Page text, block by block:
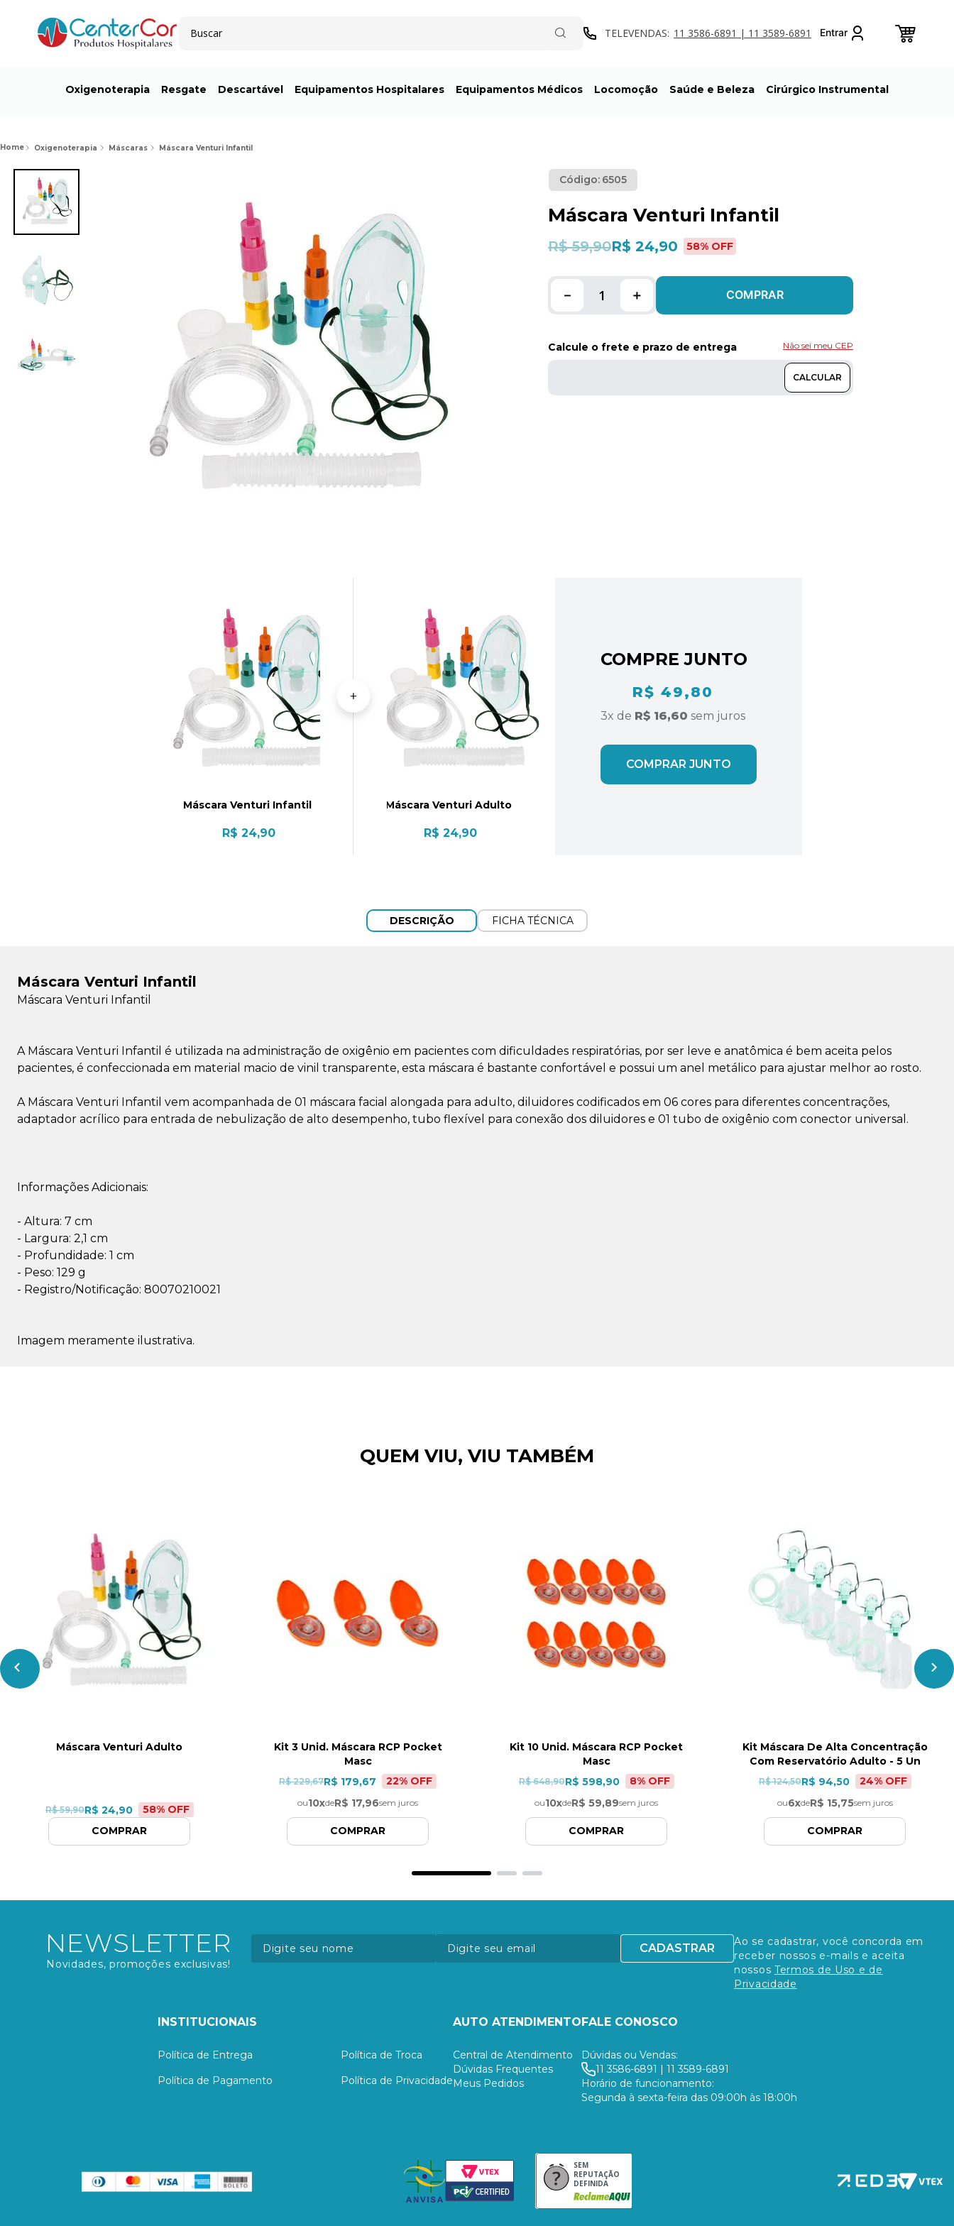
TELEVENDAS: 11 3586-6891 | 11 3589-6891
Oxigenoterapia Resgate Descartável Equipamentos Hospitalares Equipamentos Médicos Locomoção Saúde e Beleza Cirúrgico Instrumental
Oxigenoterapia Máscaras Máscara Venturi Infantil
Código: 6505
Máscara Venturi Infantil
R$ 59,90R$ 24,90 58% OFF
＋
－ COMPRAR
Calcule o frete e prazo de entrega Não sei meu CEP
Máscara Venturi Infantil
R$ 24,90
Máscara Venturi Adulto
R$ 24,90
COMPRE JUNTO
R$ 49,80
3x de R$ 16,60 sem juros
COMPRAR JUNTO
DESCRIÇÃO FICHA TÉCNICA
Máscara Venturi Infantil
Máscara Venturi Infantil
A Máscara Venturi Infantil é utilizada na administração de oxigênio em pacientes com dificuldades respiratórias, por ser leve e anatômica é bem aceita pelos
pacientes, é confeccionada em material macio de vinil transparente, esta máscara é bastante confortável e possui um anel metálico para ajustar melhor ao rosto.
A Máscara Venturi Infantil vem acompanhada de 01 máscara facial alongada para adulto, diluidores codificados em 06 cores para diferentes concentrações,
adaptador acrílico para entrada de nebulização de alto desempenho, tubo flexível para conexão dos diluidores e 01 tubo de oxigênio com conector universal.
Informações Adicionais:
- Altura: 7 cm
- Largura: 2,1 cm
- Profundidade: 1 cm
- Peso: 129 g
- Registro/Notificação: 80070210021
Imagem meramente ilustrativa.
QUEM VIU, VIU TAMBÉM
Máscara Venturi Adulto
R$ 59,90R$ 24,90 58% OFF
COMPRAR
Kit 3 Unid. Máscara RCP Pocket
Masc
R$ 229,67R$ 179,67 22% OFF
ou10xdeR$ 17,96sem juros
COMPRAR
Kit 10 Unid. Máscara RCP Pocket
Masc
R$ 648,90R$ 598,90 8% OFF
ou10xdeR$ 59,89sem juros
COMPRAR
Kit Máscara De Alta Concentração
Com Reservatório Adulto - 5 Un
R$ 124,50R$ 94,50 24% OFF
ou6xdeR$ 15,75sem juros
COMPRAR
NEWSLETTER
Novidades, promoções exclusivas!
CADASTRAR
Ao se cadastrar, você concorda em
receber nossos e-mails e aceita
nossos Termos de Uso e de
Privacidade
INSTITUCIONAIS
Política de Entrega
Política de Pagamento
Política de Troca
Política de Privacidade
AUTO ATENDIMENTO
Central de Atendimento
Dúvidas Frequentes
Meus Pedidos
FALE CONOSCO
Dúvidas ou Vendas:
11 3586-6891 | 11 3589-6891
Horário de funcionamento:
Segunda à sexta-feira das 09:00h às 18:00h
SEM
REPUTAÇÃO
DEFINIDA